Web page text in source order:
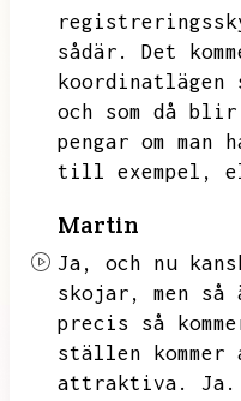
sådär.
Det
koordinatlägen
och som då
pengar om
till exempel,
Martin
Ja,
och nu
skojar,
men
precis så
ställen
attraktiva.
Ja.